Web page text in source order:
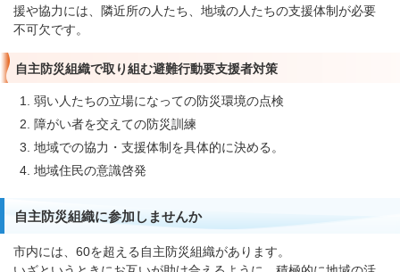
援や協力には、隣近所の人たち、地域の人たちの支援体制が必要
不可欠です。
自主防災組織で取り組む避難行動要支援者対策
弱い人たちの立場になっての防災環境の点検
障がい者を交えての防災訓練
地域での協力・支援体制を具体的に決める。
地域住民の意識啓発
自主防災組織に参加しませんか
市内には、60を超える自主防災組織があります。